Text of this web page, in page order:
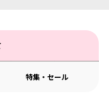
特集・セール